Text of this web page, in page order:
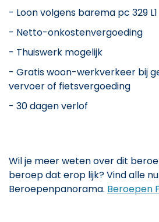
- Loon volgens barema pc 329 L1
- Netto-onkostenvergoeding
- Thuiswerk mogelijk
- Gratis woon-werkverkeer bij
vervoer of fietsvergoeding
- 30 dagen verlof
Wil je meer weten over dit
beroep dat erop lijk? Vind alle
Beroepenpanorama. Beroepen